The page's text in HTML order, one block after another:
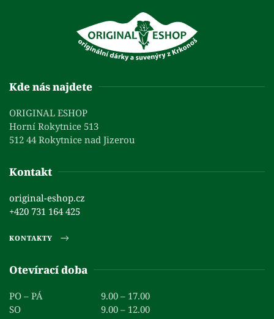
Kde nás najdete
ORIGINAL ESHOP
Horní Rokytnice 513
512 44 Rokytnice nad Jizerou
Kontakt
original-eshop.cz
+420 731 164 425
KONTAKTY
Otevírací doba
PO – PÁ
9.00 – 17.00
SO
9.00 – 12.00